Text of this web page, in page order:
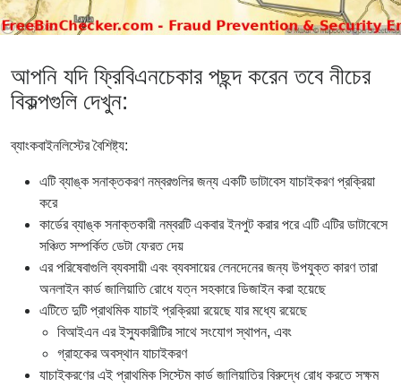
আপনি যদি ফ্রিবিএনচেকার পছন্দ করেন তবে নীচের
বিকল্পগুলি দেখুন:
ব্যাংকবাইনলিস্টের বৈশিষ্ট্য:
এটি ব্যাঙ্ক সনাক্তকরণ নম্বরগুলির জন্য একটি ডাটাবেস যাচাইকরণ প্রক্রিয়া
করে
কার্ডের ব্যাঙ্ক সনাক্তকারী নম্বরটি একবার ইনপুট করার পরে এটি এটির ডাটাবেসে
সঞ্চিত সম্পর্কিত ডেটা ফেরত দেয়
এর পরিষেবাগুলি ব্যবসায়ী এবং ব্যবসায়ের লেনদেনের জন্য উপযুক্ত কারণ তারা
অনলাইন কার্ড জালিয়াতি রোধে যত্ন সহকারে ডিজাইন করা হয়েছে
এটিতে দুটি প্রাথমিক যাচাই প্রক্রিয়া রয়েছে যার মধ্যে রয়েছে
বিআইএন এর ইস্যুকারীটির সাথে সংযোগ স্থাপন, এবং
গ্রাহকের অবস্থান যাচাইকরণ
যাচাইকরণের এই প্রাথমিক সিস্টেম কার্ড জালিয়াতির বিরুদ্ধে রোধ করতে সক্ষম